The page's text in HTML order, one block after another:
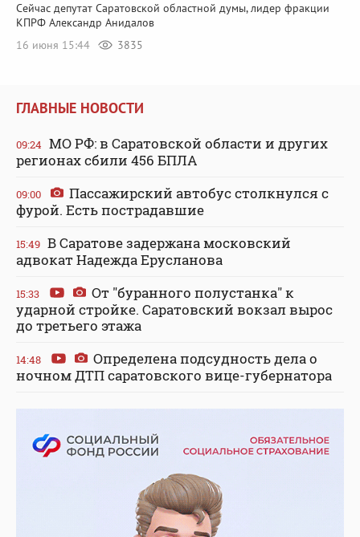
Сейчас депутат Саратовской областной думы, лидер фракции
КПРФ Александр Анидалов
16 июня 15:44
3835
ГЛАВНЫЕ НОВОСТИ
09:24 МО РФ: в Саратовской области и других
регионах сбили 456 БПЛА
09:00
Пассажирский автобус столкнулся с
фурой. Есть пострадавшие
15:49 В Саратове задержана московский
адвокат Надежда Ерусланова
15:33
От "буранного полустанка" к
ударной стройке. Саратовский вокзал вырос
до третьего этажа
14:48
Определена подсудность дела о
ночном ДТП саратовского вице-губернатора